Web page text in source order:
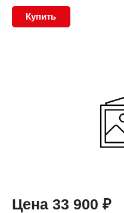
Купить
Цена 33 900 ₽